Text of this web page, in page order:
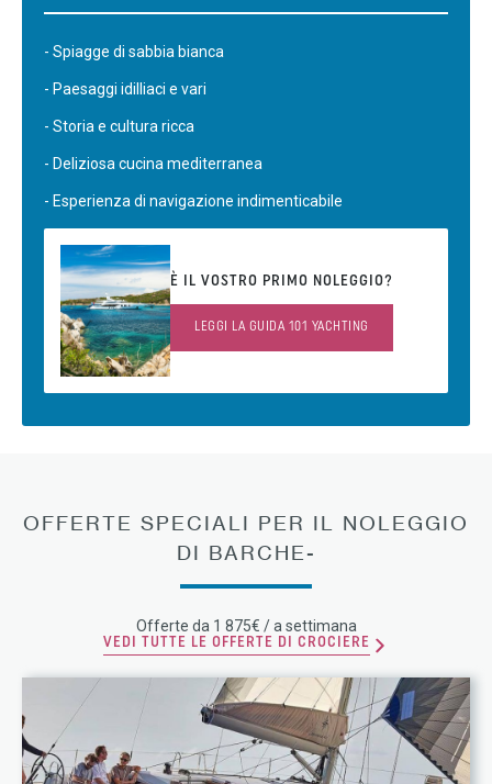
- Spiagge di sabbia bianca
- Paesaggi idilliaci e vari
- Storia e cultura ricca
- Deliziosa cucina mediterranea
- Esperienza di navigazione indimenticabile
È IL VOSTRO PRIMO NOLEGGIO?
LEGGI LA GUIDA 101 YACHTING
OFFERTE SPECIALI PER IL NOLEGGIO
DI BARCHE-
Offerte da 1 875€ / a settimana
VEDI TUTTE LE OFFERTE DI CROCIERE